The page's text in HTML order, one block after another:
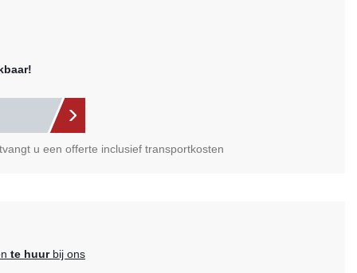
u een offerte inclusief transportkosten
te huurbij ons